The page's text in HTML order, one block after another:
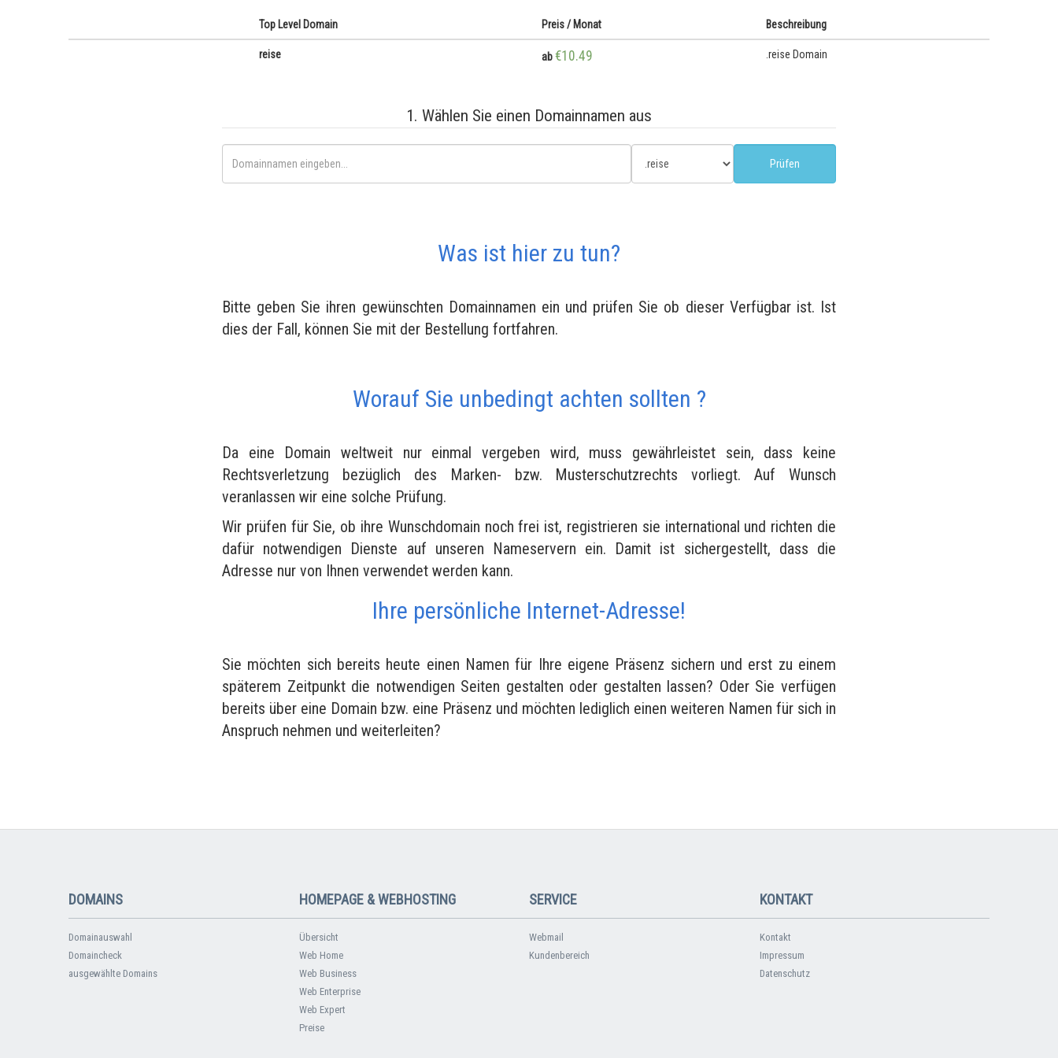
Top Level Domain Preis / Monat Beschreibung
reise ab€10.49 .reise Domain
1. Wählen Sie einen Domainnamen aus
Was ist hier zu tun?
Bitte geben Sie ihren gewünschten Domainnamen ein und prüfen Sie ob dieser Verfügbar ist. Ist
dies der Fall, können Sie mit der Bestellung fortfahren.
Worauf Sie unbedingt achten sollten ?
Da eine Domain weltweit nur einmal vergeben wird, muss gewährleistet sein, dass keine
Rechtsverletzung bezüglich des Marken- bzw. Musterschutzrechts vorliegt. Auf Wunsch
veranlassen wir eine solche Prüfung.
Wir prüfen für Sie, ob ihre Wunschdomain noch frei ist, registrieren sie international und richten die
dafür notwendigen Dienste auf unseren Nameservern ein. Damit ist sichergestellt, dass die
Adresse nur von Ihnen verwendet werden kann.
Ihre persönliche Internet-Adresse!
Sie möchten sich bereits heute einen Namen für Ihre eigene Präsenz sichern und erst zu einem
späterem Zeitpunkt die notwendigen Seiten gestalten oder gestalten lassen? Oder Sie verfügen
bereits über eine Domain bzw. eine Präsenz und möchten lediglich einen weiteren Namen für sich in
Anspruch nehmen und weiterleiten?
DOMAINS
Domainauswahl
Domaincheck
ausgewählte Domains
HOMEPAGE & WEBHOSTING
Übersicht
Web Home
Web Business
Web Enterprise
Web Expert
Preise
SERVICE
Webmail
Kundenbereich
KONTAKT
Kontakt
Impressum
Datenschutz